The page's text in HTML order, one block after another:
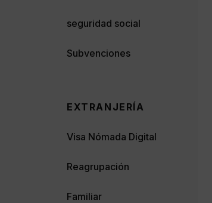
seguridad social
Subvenciones
EXTRANJERÍA
Visa Nómada Digital
Reagrupación
Familiar